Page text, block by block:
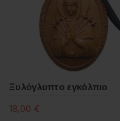
Ξυλόγλυπτο εγκόλπιο
18,00 €